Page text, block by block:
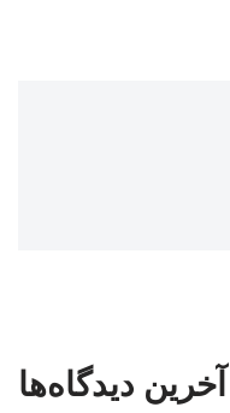
آخرین دیدگاه‌ها